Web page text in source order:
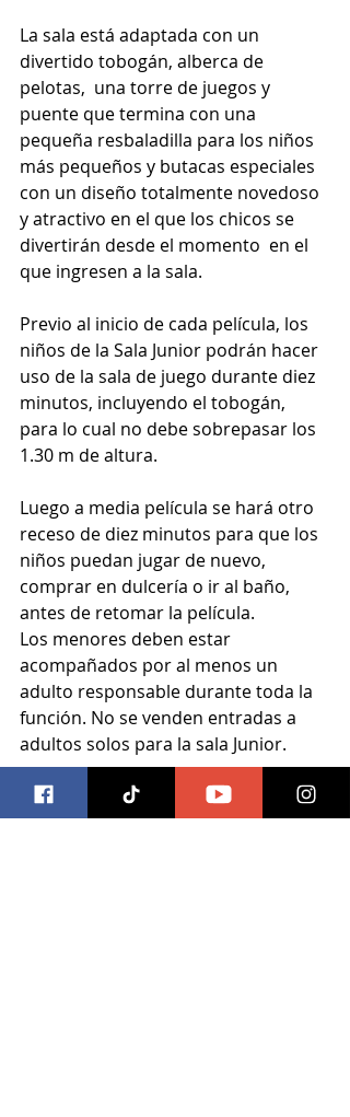
La sala está adaptada con un
divertido tobogán, alberca de
pelotas,  una torre de juegos y
puente que termina con una
pequeña resbaladilla para los niños
más pequeños y butacas especiales
con un diseño totalmente novedoso
y atractivo en el que los chicos se
divertirán desde el momento  en el
que ingresen a la sala.
Previo al inicio de cada película, los
niños de la Sala Junior podrán hacer
uso de la sala de juego durante diez
minutos, incluyendo el tobogán,
para lo cual no debe sobrepasar los
1.30 m de altura.
Luego a media película se hará otro
receso de diez minutos para que los
niños puedan jugar de nuevo,
comprar en dulcería o ir al baño,
antes de retomar la película.
Los menores deben estar
acompañados por al menos un
adulto responsable durante toda la
función. No se venden entradas a
adultos solos para la sala Junior.
Las entradas se pueden comprar
por medio del sitio